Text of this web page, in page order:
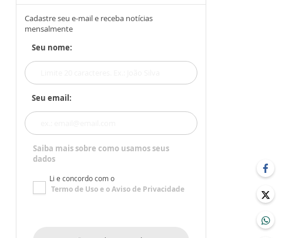
Cadastre seu e-mail e receba notícias
mensalmente
Seu nome:
Seu email:
Saiba mais sobre como usamos seus
dados
Li e concordo com o
Termo de Usoe oAviso de Privacidade